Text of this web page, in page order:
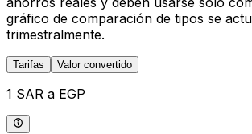
gráfico de comparación de tipos se
trimestralmente.
Tarifas Valor convertido
1 SAR a EGP